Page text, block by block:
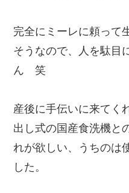
完全にミーレに頼って
そうなので、人を駄目
ん 笑
産後に手伝いに来てく
出し式の国産食洗機と
れが欲しい、うちのは
した。